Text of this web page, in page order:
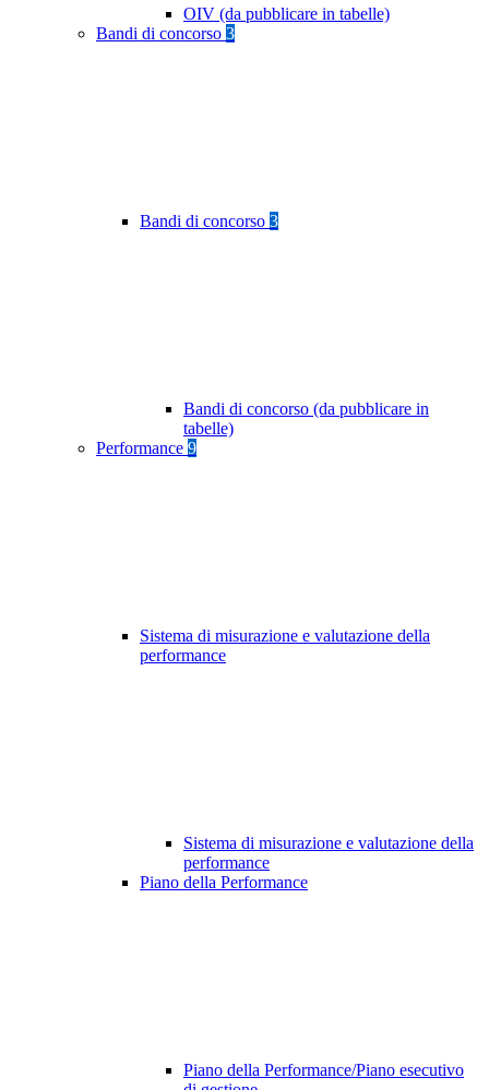
OIV (da pubblicare in tabelle)
Bandi di concorso 3
Bandi di concorso 3
Bandi di concorso (da pubblicare in
tabelle)
Performance 9
Sistema di misurazione e valutazione della
performance
Sistema di misurazione e valutazione della
performance
Piano della Performance
Piano della Performance/Piano esecutivo